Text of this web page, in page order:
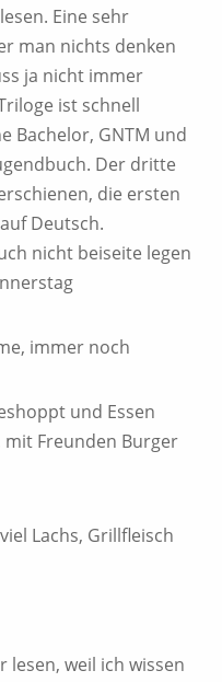
Eine sehr
man nichts denken
ja nicht immer
ist schnell
Bachelor, GNTM und
Der dritte
die ersten
Deutsch.
nicht beiseite legen
immer noch
und Essen
mit Freunden Burger
Lachs, Grillfleisch
weil ich wissen